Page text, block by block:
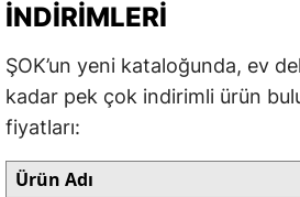
İNDIRIMLERI
ŞOK’un yeni kataloğunda, ev
kadar pek çok indirimli ürün
fiyatları:
Ürün Adı